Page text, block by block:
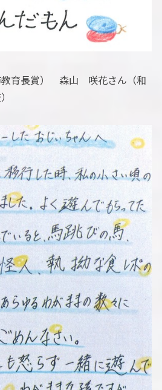
育長賞） 森山 咲花さん（和